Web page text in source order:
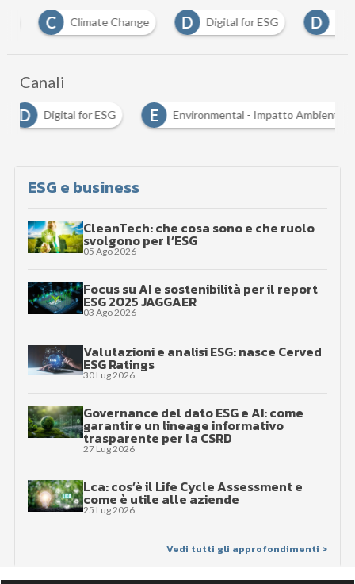
C
Climate Change D Digital for ESG D digitale
Canali
D
Digital for ESG E Environmental - Impatto
ESG e business
CleanTech: che cosa sono e che ruolo
svolgono per l’ESG
05 Ago 2026
Focus su AI e sostenibilità per il report
ESG 2025 JAGGAER
03 Ago 2026
Valutazioni e analisi ESG: nasce Cerved
ESG Ratings
30 Lug 2026
Governance del dato ESG e AI: come
garantire un lineage informativo
trasparente per la CSRD
27 Lug 2026
Lca: cos’è il Life Cycle Assessment e
come è utile alle aziende
25 Lug 2026
Vedi tutti gli approfondimenti >